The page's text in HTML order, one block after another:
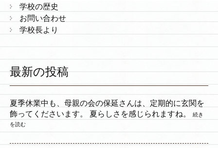
学校の歴史
お問い合わせ
学校長より
最新の投稿
夏季休業中も、母親の会の保延さんは、定期的に玄関を
飾ってくださいます。 夏らしさを感じられますね。
続き
を読む